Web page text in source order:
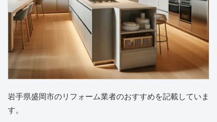
岩手県盛岡市のリフォーム業者のおすすめを記載していま
す。